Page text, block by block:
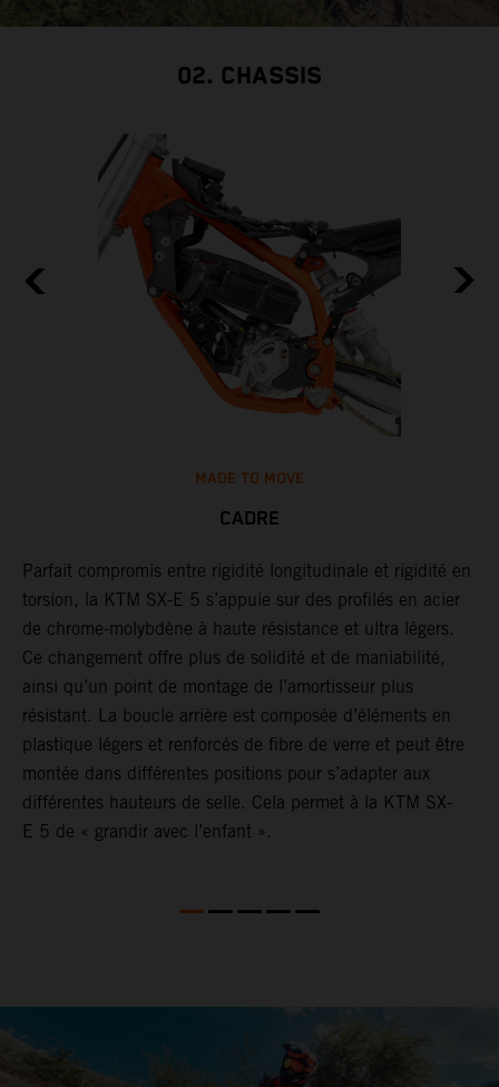
02. CHASSIS
MADE TO MOVE
CADRE
Parfait compromis entre rigidité longitudinale et rigidité en
torsion, la KTM SX-E 5 s’appuie sur des profilés en acier
de chrome-molybdène à haute résistance et ultra légers.
Ce changement offre plus de solidité et de maniabilité,
ainsi qu’un point de montage de l’amortisseur plus
résistant. La boucle arrière est composée d’éléments en
plastique légers et renforcés de fibre de verre et peut être
montée dans différentes positions pour s’adapter aux
différentes hauteurs de selle. Cela permet à la KTM SX-
E 5 de « grandir avec l’enfant ».